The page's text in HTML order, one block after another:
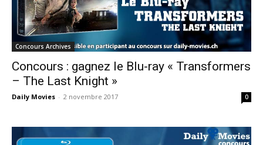
Concours Archives
Concours : gagnez le Blu-ray « Transformers
– The Last Knight »
Daily Movies - 2 novembre 2017 0